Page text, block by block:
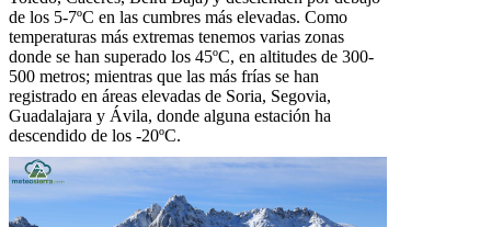
de los 5-7ºC en las cumbres más elevadas. Como
temperaturas más extremas tenemos varias zonas
donde se han superado los 45ºC, en altitudes de 300-
500 metros; mientras que las más frías se han
registrado en áreas elevadas de Soria, Segovia,
Guadalajara y Ávila, donde alguna estación ha
descendido de los -20ºC.